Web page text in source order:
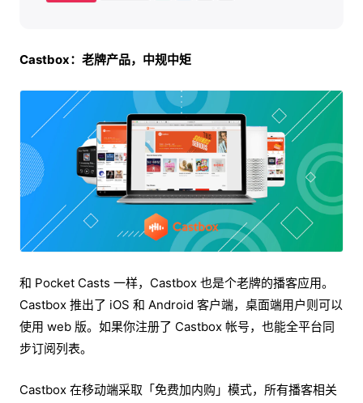
Castbox：老牌产品，中规中矩
和 Pocket Casts 一样，Castbox 也是个老牌的播客应用。
Castbox 推出了 iOS 和 Android 客户端，桌面端用户则可以
使用 web 版。如果你注册了 Castbox 帐号，也能全平台同
步订阅列表。
Castbox 在移动端采取「免费加内购」模式，所有播客相关